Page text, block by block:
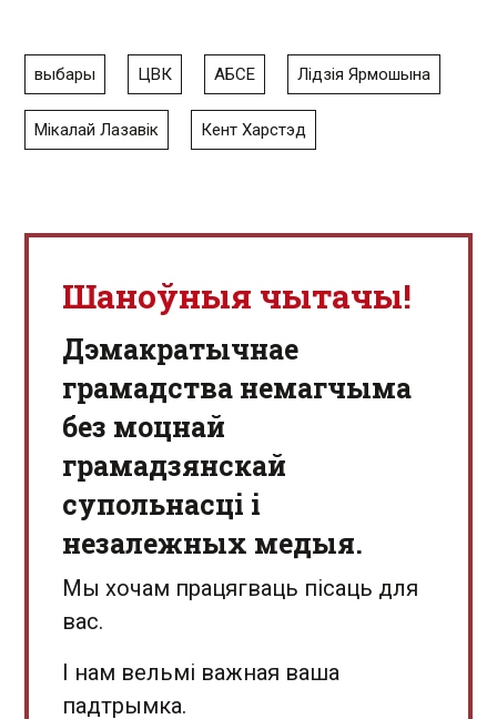
выбары ЦВК АБСЕ Лідзія Ярмошына
Мікалай Лазавік Кент Харстэд
Шаноўныя чытачы!
Дэмакратычнае
грамадства немагчыма
без моцнай
грамадзянскай
супольнасці і
незалежных медыя.
Мы хочам працягваць пісаць для
вас.
І нам вельмі важная ваша
падтрымка.